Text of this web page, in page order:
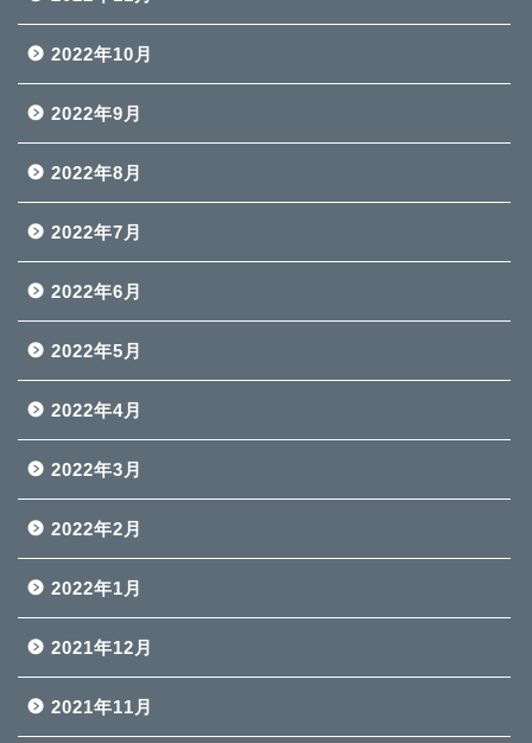
2022年10月
2022年9月
2022年8月
2022年7月
2022年6月
2022年5月
2022年4月
2022年3月
2022年2月
2022年1月
2021年12月
2021年11月